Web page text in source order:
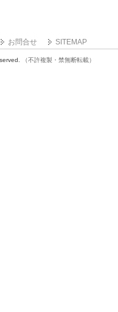
お問合せ SITEMAP
（不許複製・禁無断転載）